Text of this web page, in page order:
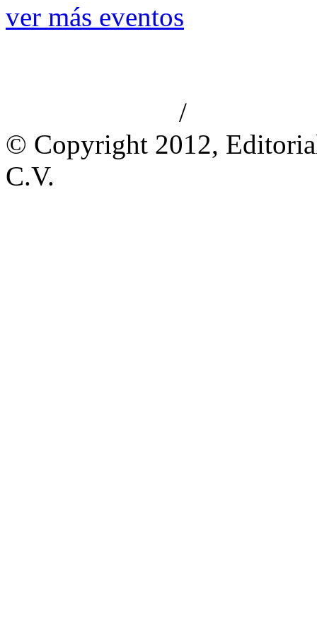
ver más eventos
/
© Copyright 2012,
C.V.